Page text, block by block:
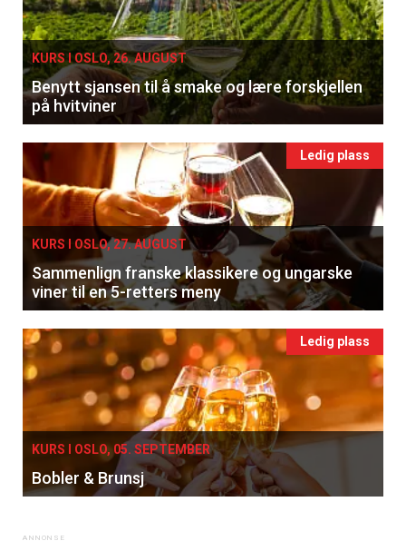
KURS I OSLO, 26. AUGUST
Benytt sjansen til å smake og lære forskjellen
på hvitviner
Ledig plass
KURS I OSLO, 27. AUGUST
Sammenlign franske klassikere og ungarske
viner til en 5-retters meny
Ledig plass
KURS I OSLO, 05. SEPTEMBER
Bobler & Brunsj